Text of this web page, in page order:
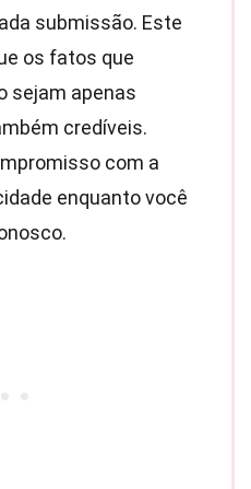
submissão. Este
os fatos que
sejam apenas
credíveis.
com a
enquanto você